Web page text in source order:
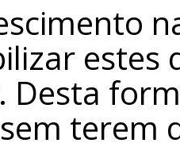
estes
Desta
terem